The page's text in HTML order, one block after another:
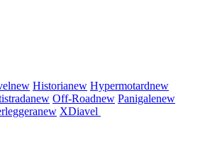
new Historianew Hypermotardnew
new Off-Roadnew Panigalenew
new XDiavel